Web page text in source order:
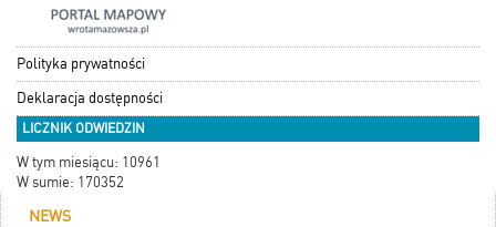
Polityka prywatności
Deklaracja dostępności
LICZNIK ODWIEDZIN
W tym miesiącu: 10961
W sumie: 170352
NEWS